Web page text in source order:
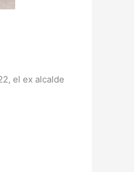
el ex alcalde